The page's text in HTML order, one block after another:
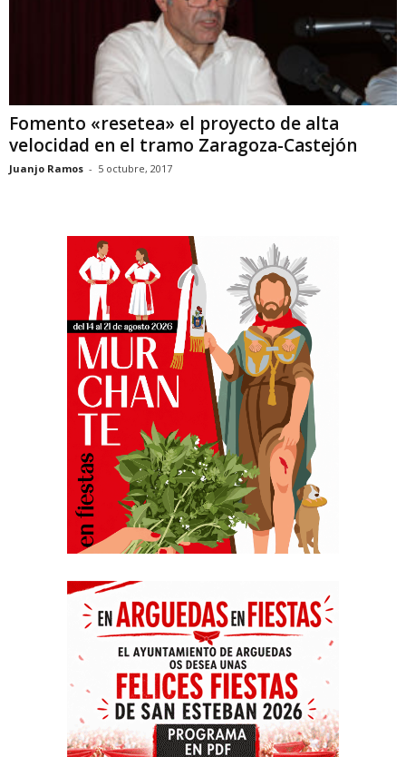
Fomento «resetea» el proyecto de alta
velocidad en el tramo Zaragoza-Castejón
Juanjo Ramos - 5 octubre, 2017